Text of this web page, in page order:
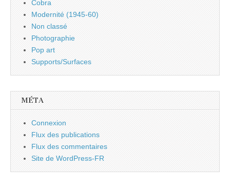
Cobra
Modernité (1945-60)
Non classé
Photographie
Pop art
Supports/Surfaces
MÉTA
Connexion
Flux des publications
Flux des commentaires
Site de WordPress-FR